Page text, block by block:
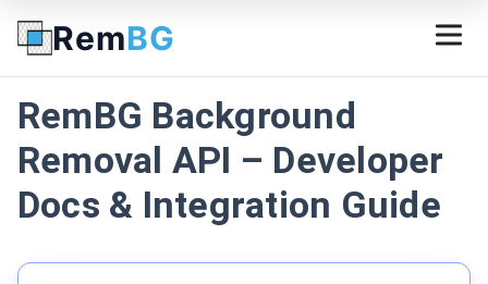
RemBG
RemBG Background
Removal API – Developer
Docs & Integration Guide